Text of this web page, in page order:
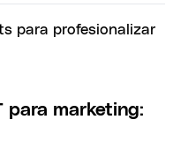
para marketing: